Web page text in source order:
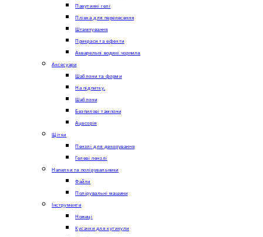
Павутинні гелі
Плівка для перенесення
Штампування
Прикраси та ефекти
Акварельні водяні чорнила
Аксесуари
Шаблони та форми
На підпитку.
Шаблони
Безпилові тампони
Ацесорія
Щітки
Пензлі для декорування
Гелеві пензлі
Напилки та полірувальники
Файли
Полірувальні машини
Інструменти
Ножиці
Кусачки для кутикули